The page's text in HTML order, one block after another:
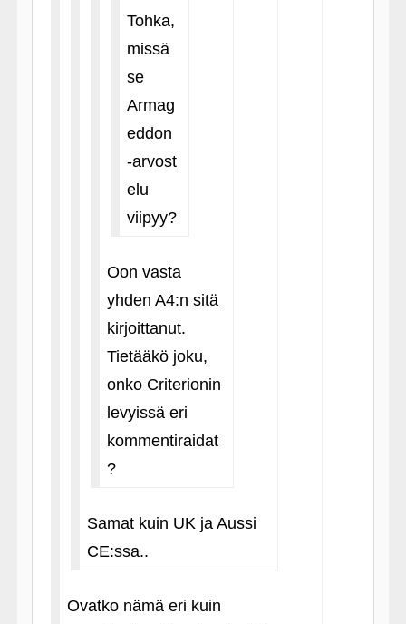
Tohka,
missä
se
Armag
eddon
‑arvost
elu
viipyy?
Oon vasta
yhden A4:n sitä
kirjoittanut.
Tietääkö joku,
onko Criterionin
levyissä eri
kommentiraidat
?
Samat kuin UK ja Aussi
CE:ssa..
Ovatko nämä eri kuin